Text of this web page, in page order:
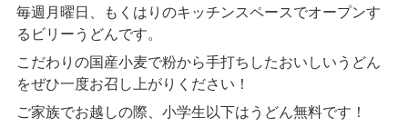
毎週月曜日、もくはりのキッチンスペースでオープンす
るビリーうどんです。
こだわりの国産小麦で粉から手打ちしたおいしいうどん
をぜひ一度お召し上がりください！
ご家族でお越しの際、小学生以下はうどん無料です！